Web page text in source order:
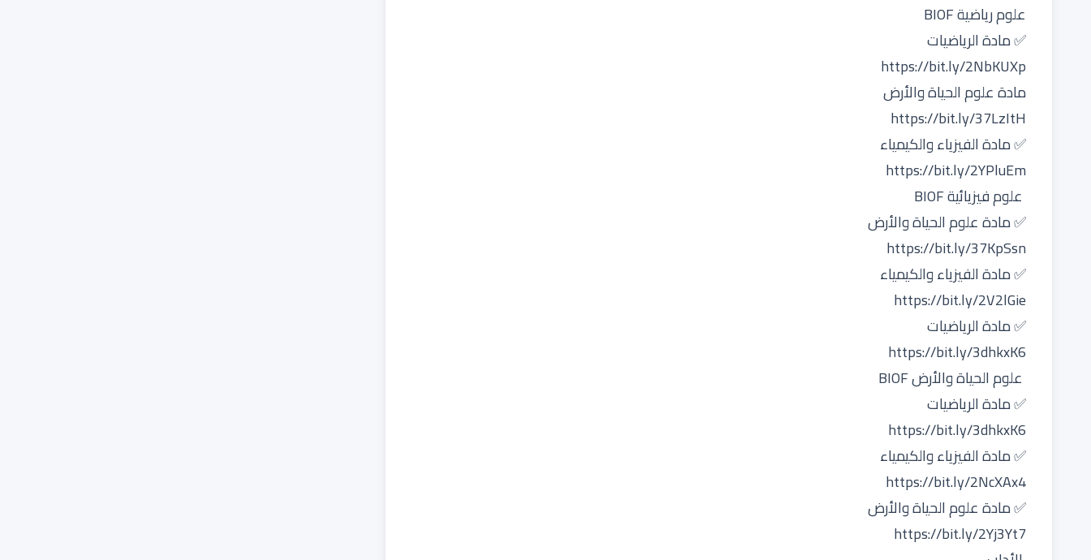
علوم رياضية BIOF
✅ مادة الرياضيات
https://bit.ly/2NbKUXp
مادة علوم الحياة والأرض
https://bit.ly/37LzItH
✅ مادة الفيزياء والكيمياء
https://bit.ly/2YPluEm
علوم فيزيائية BIOF
✅ مادة علوم الحياة والأرض
https://bit.ly/37KpSsn
✅ مادة الفيزياء والكيمياء
https://bit.ly/2V2lGie
✅ مادة الرياضيات
https://bit.ly/3dhkxK6
علوم الحياة والأرض BIOF
✅ مادة الرياضيات
https://bit.ly/3dhkxK6
✅ مادة الفيزياء والكيمياء
https://bit.ly/2NcXAx4
✅ مادة علوم الحياة والأرض
https://bit.ly/2Yj3Yt7